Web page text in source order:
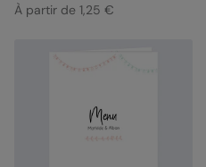
À partir de 1,25 €